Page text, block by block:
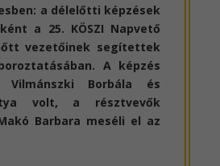
a délelőtti képzések
a 25. KÖSZI Napvető
vezetőinek segítettek
A képzés
Borbála és
volt, a résztvevők
Barbara meséli el az